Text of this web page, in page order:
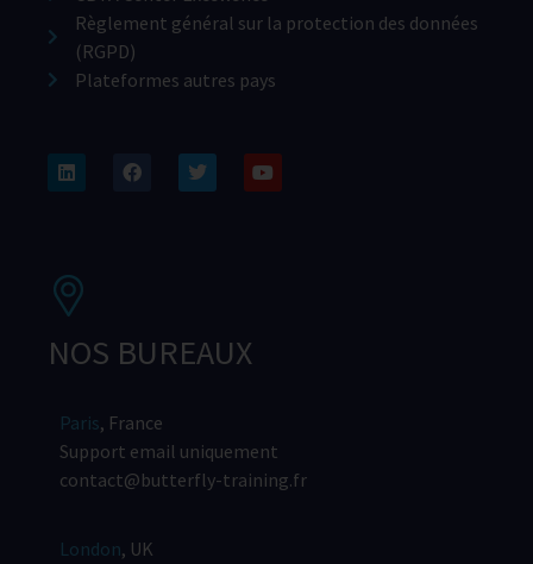
Règlement général sur la protection des données
(RGPD)
Plateformes autres pays
NOS BUREAUX
Paris, France
Support email uniquement
contact@butterfly-training.fr
London, UK